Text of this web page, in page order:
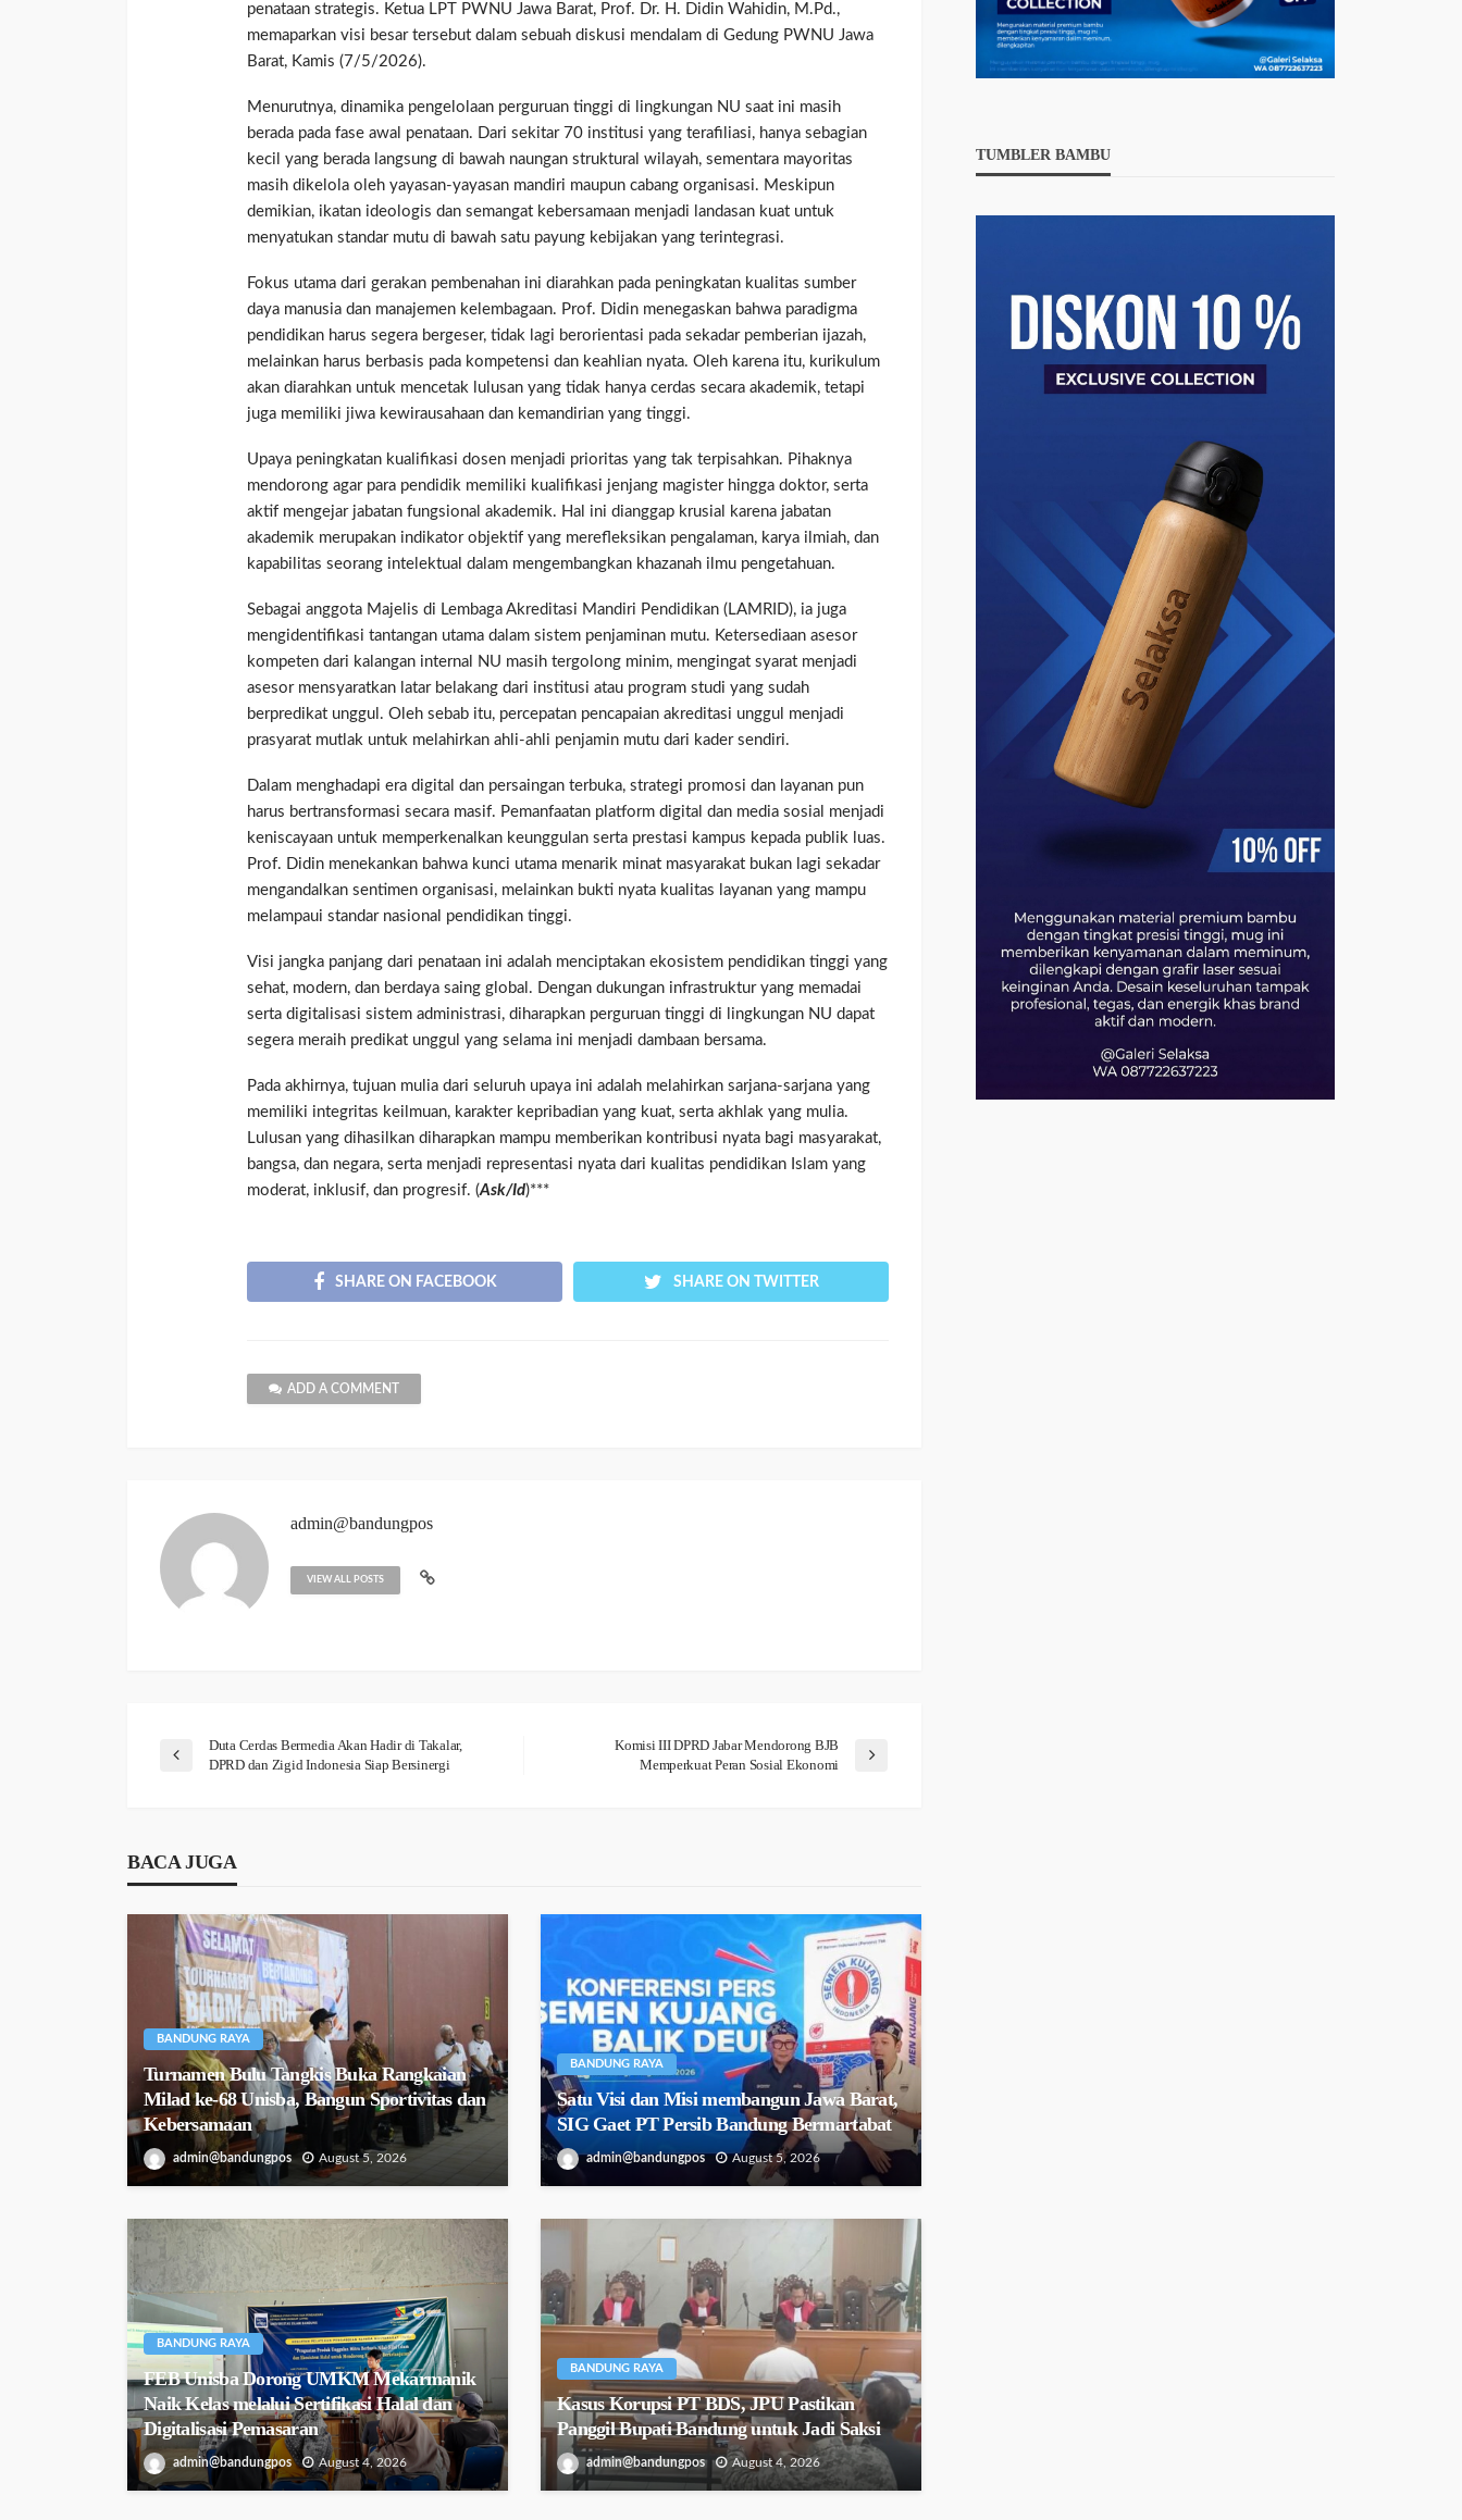
penataan strategis. Ketua LPT PWNU Jawa Barat, Prof. Dr. H. Didin Wahidin, M.Pd.,
memaparkan visi besar tersebut dalam sebuah diskusi mendalam di Gedung PWNU Jawa
Barat, Kamis (7/5/2026).
Menurutnya, dinamika pengelolaan perguruan tinggi di lingkungan NU saat ini masih
berada pada fase awal penataan. Dari sekitar 70 institusi yang terafiliasi, hanya sebagian
kecil yang berada langsung di bawah naungan struktural wilayah, sementara mayoritas
masih dikelola oleh yayasan-yayasan mandiri maupun cabang organisasi. Meskipun
demikian, ikatan ideologis dan semangat kebersamaan menjadi landasan kuat untuk
menyatukan standar mutu di bawah satu payung kebijakan yang terintegrasi.
Fokus utama dari gerakan pembenahan ini diarahkan pada peningkatan kualitas sumber
daya manusia dan manajemen kelembagaan. Prof. Didin menegaskan bahwa paradigma
pendidikan harus segera bergeser, tidak lagi berorientasi pada sekadar pemberian ijazah,
melainkan harus berbasis pada kompetensi dan keahlian nyata. Oleh karena itu, kurikulum
akan diarahkan untuk mencetak lulusan yang tidak hanya cerdas secara akademik, tetapi
juga memiliki jiwa kewirausahaan dan kemandirian yang tinggi.
Upaya peningkatan kualifikasi dosen menjadi prioritas yang tak terpisahkan. Pihaknya
mendorong agar para pendidik memiliki kualifikasi jenjang magister hingga doktor, serta
aktif mengejar jabatan fungsional akademik. Hal ini dianggap krusial karena jabatan
akademik merupakan indikator objektif yang merefleksikan pengalaman, karya ilmiah, dan
kapabilitas seorang intelektual dalam mengembangkan khazanah ilmu pengetahuan.
Sebagai anggota Majelis di Lembaga Akreditasi Mandiri Pendidikan (LAMRID), ia juga
mengidentifikasi tantangan utama dalam sistem penjaminan mutu. Ketersediaan asesor
kompeten dari kalangan internal NU masih tergolong minim, mengingat syarat menjadi
asesor mensyaratkan latar belakang dari institusi atau program studi yang sudah
berpredikat unggul. Oleh sebab itu, percepatan pencapaian akreditasi unggul menjadi
prasyarat mutlak untuk melahirkan ahli-ahli penjamin mutu dari kader sendiri.
Dalam menghadapi era digital dan persaingan terbuka, strategi promosi dan layanan pun
harus bertransformasi secara masif. Pemanfaatan platform digital dan media sosial menjadi
keniscayaan untuk memperkenalkan keunggulan serta prestasi kampus kepada publik luas.
Prof. Didin menekankan bahwa kunci utama menarik minat masyarakat bukan lagi sekadar
mengandalkan sentimen organisasi, melainkan bukti nyata kualitas layanan yang mampu
melampaui standar nasional pendidikan tinggi.
Visi jangka panjang dari penataan ini adalah menciptakan ekosistem pendidikan tinggi yang
sehat, modern, dan berdaya saing global. Dengan dukungan infrastruktur yang memadai
serta digitalisasi sistem administrasi, diharapkan perguruan tinggi di lingkungan NU dapat
segera meraih predikat unggul yang selama ini menjadi dambaan bersama.
Pada akhirnya, tujuan mulia dari seluruh upaya ini adalah melahirkan sarjana-sarjana yang
memiliki integritas keilmuan, karakter kepribadian yang kuat, serta akhlak yang mulia.
Lulusan yang dihasilkan diharapkan mampu memberikan kontribusi nyata bagi masyarakat,
bangsa, dan negara, serta menjadi representasi nyata dari kualitas pendidikan Islam yang
moderat, inklusif, dan progresif. (Ask/Id)***
SHARE ON FACEBOOK SHARE ON TWITTER
ADD A COMMENT
admin@bandungpos
VIEW ALL POSTS
Duta Cerdas Bermedia Akan Hadir di Takalar,
DPRD dan Zigid Indonesia Siap Bersinergi
Komisi III DPRD Jabar Mendorong BJB
Memperkuat Peran Sosial Ekonomi
BACA JUGA
BANDUNG RAYA
Turnamen Bulu Tangkis Buka Rangkaian
Milad ke-68 Unisba, Bangun Sportivitas dan
Kebersamaan
admin@bandungpos August 5, 2026
BANDUNG RAYA
Satu Visi dan Misi membangun Jawa Barat,
SIG Gaet PT Persib Bandung Bermartabat
admin@bandungpos August 5, 2026
BANDUNG RAYA
FEB Unisba Dorong UMKM Mekarmanik
Naik Kelas melalui Sertifikasi Halal dan
Digitalisasi Pemasaran
admin@bandungpos August 4, 2026
BANDUNG RAYA
Kasus Korupsi PT BDS, JPU Pastikan
Panggil Bupati Bandung untuk Jadi Saksi
admin@bandungpos August 4, 2026
TUMBLER BAMBU